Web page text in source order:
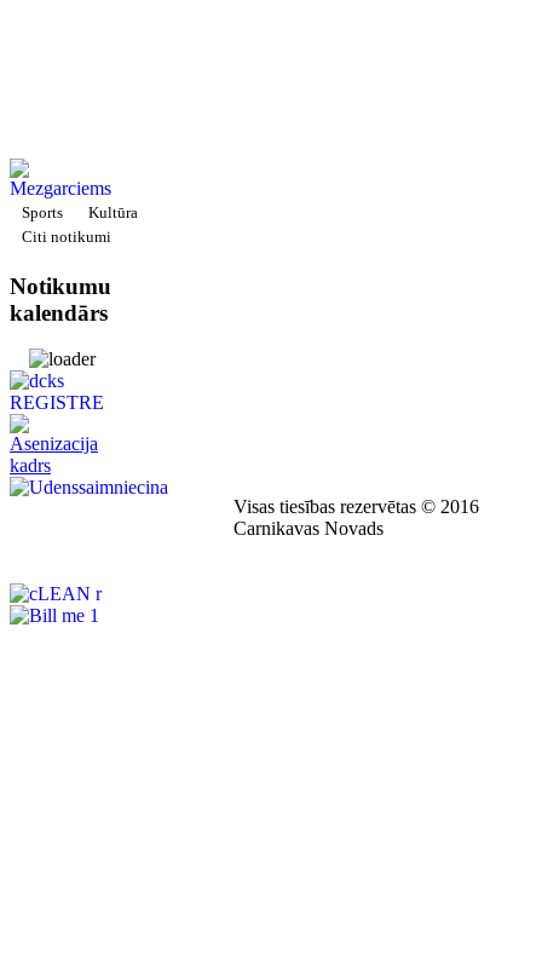
Sports
Kultūra
Citi notikumi
Notikumu
kalendārs
Visas tiesības rezervētas © 2016
Carnikavas Novads